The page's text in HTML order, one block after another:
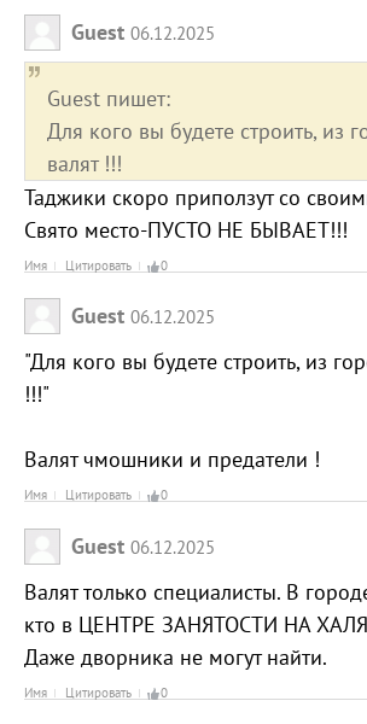
Guest 06.12.2025
Guest пишет:
Для кого вы будете строить, из
валят !!!
Таджики скоро приползут со
Свято место-ПУСТО НЕ БЫВАЕТ!!!
Имя Цитировать 0
Guest 06.12.2025
"Для кого вы будете строить, из
!!!"
Валят чмошники и предатели !
Имя Цитировать 0
Guest 06.12.2025
Валят только специалисты. В
кто в ЦЕНТРЕ ЗАНЯТОСТИ НА
Даже дворника не могут найти.
Имя Цитировать 0